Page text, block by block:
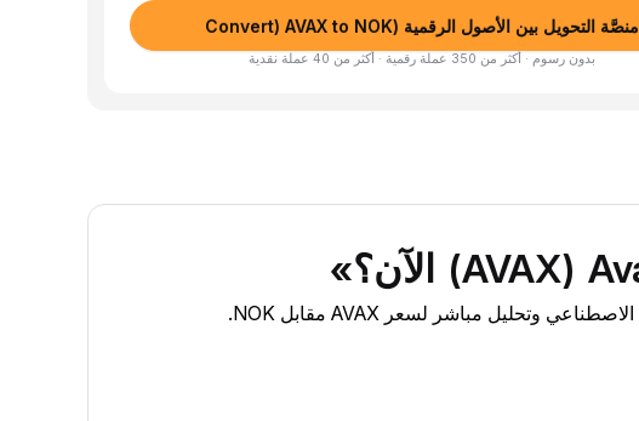
منصَّة التحويل بين الأصول الرقمية (Convert) AVAX to NOK
بدون رسوم · أكثر من 350 عملة رقمية · أكثر من 40 عملة نقدية